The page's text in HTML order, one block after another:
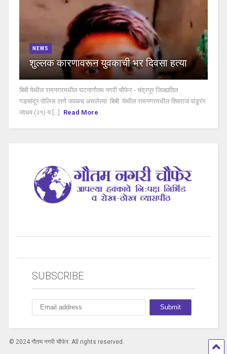
NEWS
शुल्लक कारणावरून युवकाची भर दिवसा हत्या
बिबी येथील रामनगरमधील घटनागौतम नगरी चौफेर - चंद्रपूर जिल्ह्यतिल
गडचांदूर पोलिस ठाणे जवळच असलेल्या बिबी येथील रामनगरमधील शिवराज पांडुरंग
जाधव (२१) य [...]
Read More
SUBSCRIBE
© 2024 गौतम नगरी चौफेर. All rights reserved.